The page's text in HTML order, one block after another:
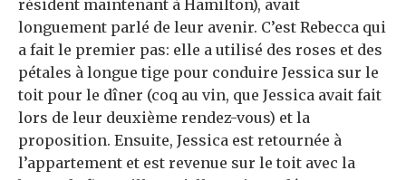
résident maintenant à Hamilton), avait
longuement parlé de leur avenir. C’est Rebecca qui
a fait le premier pas: elle a utilisé des roses et des
pétales à longue tige pour conduire Jessica sur le
toit pour le dîner (coq au vin, que Jessica avait fait
lors de leur deuxième rendez-vous) et la
proposition. Ensuite, Jessica est retournée à
l’appartement et est revenue sur le toit avec la